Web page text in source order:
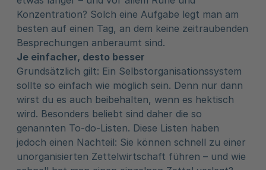
Konzentration? Solch eine Aufgabe legt man am
besten auf einen Tag, an dem keine zeitraubenden
Besprechungen anberaumt sind.
Je einfacher, desto besser
Grundsätzlich gilt: Ein Selbstorganisationssystem
sollte so einfach wie möglich sein. Denn nur dann
wirst du es auch beibehalten, wenn es hektisch
wird. Besonders beliebt sind daher die so
genannten To-do-Listen. Diese Listen haben
jedoch einen Nachteil: Sie können schnell zu einer
unorganisierten Zettelwirtschaft führen – und wie